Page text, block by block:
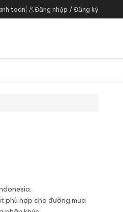
toán Đăng nhập / Đăng ký
phù hợp cho đường mưa